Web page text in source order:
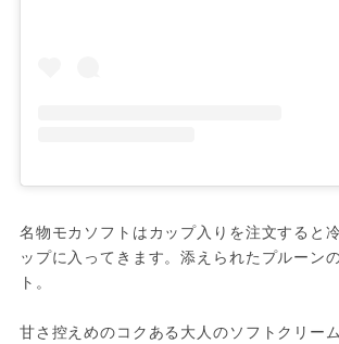
名物モカソフトはカップ入りを注文すると
ップに入ってきます。添えられたプルーン
ト。
甘さ控えめのコクある大人のソフトクリー